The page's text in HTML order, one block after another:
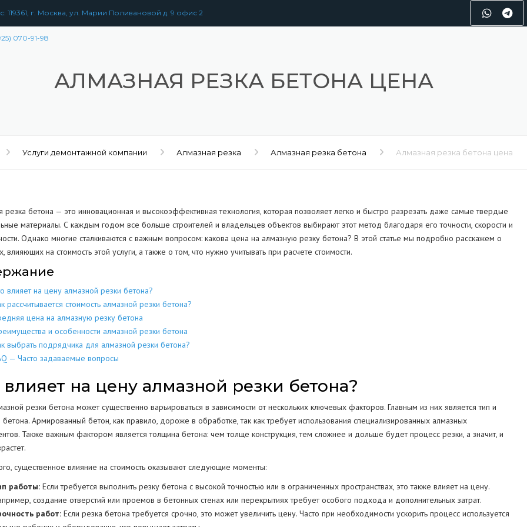
119361, г. Москва, ул. Марии Поливановой д. 9 офис 2
070-91-98
ЗДАНИЙ РАЗБОРКА
АНГАРОВ
ЖЕЛЕЗОБЕТОННЫХ
БЕТОННЫХ
КОЛОНН
ОПОР
СТЕН
АЛМАЗНАЯ РЕЗКА БЕТОНА ЦЕНА
Услуги демонтажной компании Алмазная резка Алмазная резка бетона Алмазная резка бетона цена
резка бетона — это инновационная и высокоэффективная технология, которая позволяет легко и быстро разрезать даже самые твердые
материалы. С каждым годом все больше строителей и владельцев объектов выбирают этот метод благодаря его точности, скорости и
Однако многие сталкиваются с важным вопросом: какова цена на алмазную резку бетона? В этой статье мы подробно расскажем о
влияющих на стоимость этой услуги, а также о том, что нужно учитывать при расчете стоимости.
влияет на цену алмазной резки бетона?
рассчитывается стоимость алмазной резки бетона?
цена на алмазную резку бетона
и особенности алмазной резки бетона
выбрать подрядчика для алмазной резки бетона?
— Часто задаваемые вопросы
влияет на цену алмазной резки бетона?
резки бетона может существенно варьироваться в зависимости от нескольких ключевых факторов. Главным из них является тип и
бетона. Армированный бетон, как правило, дороже в обработке, так как требует использования специализированных алмазных
Также важным фактором является толщина бетона: чем толще конструкция, тем сложнее и дольше будет процесс резки, а значит, и
существенное влияние на стоимость оказывают следующие моменты:
работы: Если требуется выполнить резку бетона с высокой точностью или в ограниченных пространствах, это также влияет на цену.
создание отверстий или проемов в бетонных стенах или перекрытиях требует особого подхода и дополнительных затрат.
работ: Если резка бетона требуется срочно, это может увеличить цену. Часто при необходимости ускорить процесс используется